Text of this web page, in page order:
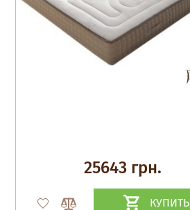
25643 грн.
КУПИТЬ